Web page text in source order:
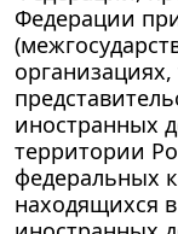
Федерации
иностранных
территории
федеральных
находящихся